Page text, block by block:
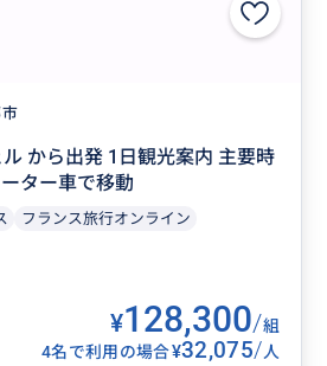
から出発 1日観光案内 主要時
ター車で移動
フランス旅行オンライン
¥128,300/組
4名で利用の場合¥32,075/人